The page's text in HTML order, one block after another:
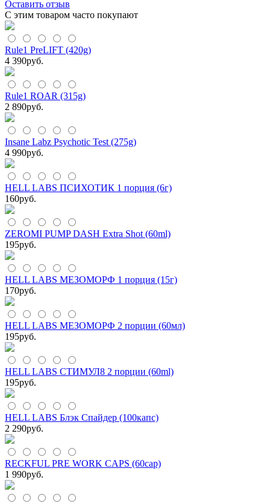
Оставить отзыв
С этим товаром часто покупают
Rule1 PreLIFT (420g)
4 390руб.
Rule1 ROAR (315g)
2 890руб.
Insane Labz Psychotic Test (275g)
4 990руб.
HELL LABS ПСИХОТИК 1 порция (6г)
160руб.
ZEROMI PUMP DASH Extra Shot (60ml)
195руб.
HELL LABS МЕЗОМОРФ 1 порция (15г)
170руб.
HELL LABS МЕЗОМОРФ 2 порции (60мл)
195руб.
HELL LABS СТИМУЛ8 2 порции (60ml)
195руб.
HELL LABS Блэк Спайдер (100капс)
2 290руб.
RECKFUL PRE WORK CAPS (60cap)
1 990руб.